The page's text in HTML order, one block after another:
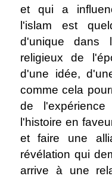
et qui a
l'islam est
d'unique dans
religieux de
d'une idée,
comme cela
de
l'histoire en
et faire une
révélation qui
arrive à une